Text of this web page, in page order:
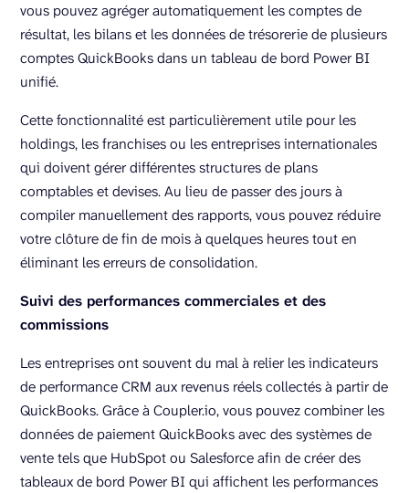
vous pouvez agréger automatiquement les comptes de
résultat, les bilans et les données de trésorerie de plusieurs
comptes QuickBooks dans un tableau de bord Power BI
unifié.
Cette fonctionnalité est particulièrement utile pour les
holdings, les franchises ou les entreprises internationales
qui doivent gérer différentes structures de plans
comptables et devises. Au lieu de passer des jours à
compiler manuellement des rapports, vous pouvez réduire
votre clôture de fin de mois à quelques heures tout en
éliminant les erreurs de consolidation.
Suivi des performances commerciales et des
commissions
Les entreprises ont souvent du mal à relier les indicateurs
de performance CRM aux revenus réels collectés à partir de
QuickBooks. Grâce à Coupler.io, vous pouvez combiner les
données de paiement QuickBooks avec des systèmes de
vente tels que HubSpot ou Salesforce afin de créer des
tableaux de bord Power BI qui affichent les performances